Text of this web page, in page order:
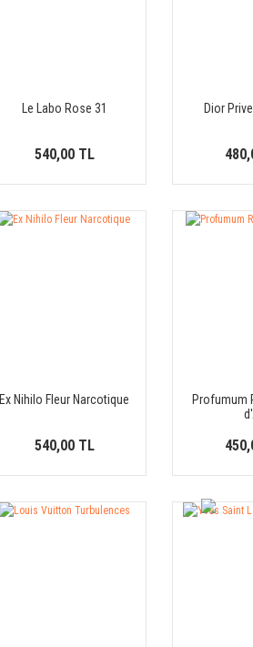
Le Labo Rose 31
540,00 TL
Dior
Ex Nihilo Fleur Narcotique
540,00 TL
Profumum